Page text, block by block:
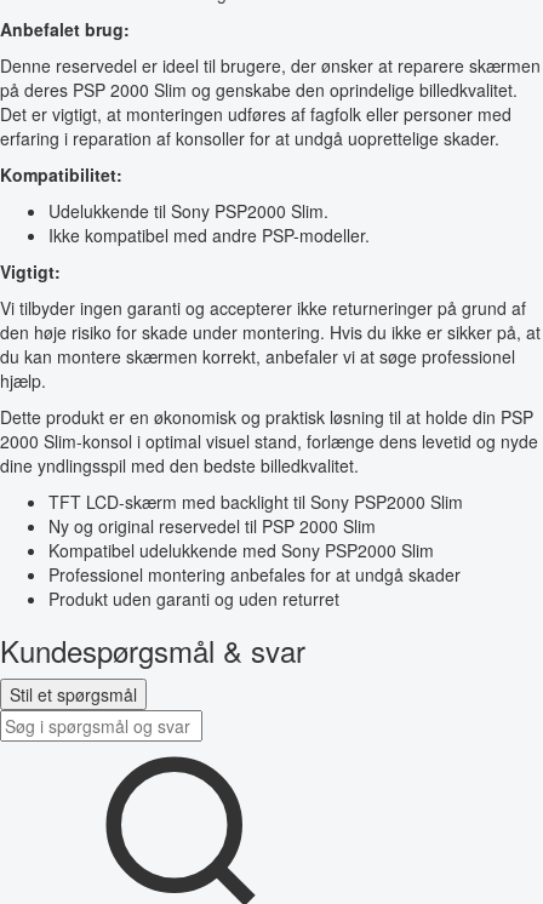
Anbefalet brug:
Denne reservedel er ideel til brugere, der ønsker at reparere skærmen
på deres PSP 2000 Slim og genskabe den oprindelige billedkvalitet.
Det er vigtigt, at monteringen udføres af fagfolk eller personer med
erfaring i reparation af konsoller for at undgå uoprettelige skader.
Kompatibilitet:
Udelukkende til Sony PSP2000 Slim.
Ikke kompatibel med andre PSP-modeller.
Vigtigt:
Vi tilbyder ingen garanti og accepterer ikke returneringer på grund af
den høje risiko for skade under montering. Hvis du ikke er sikker på, at
du kan montere skærmen korrekt, anbefaler vi at søge professionel
hjælp.
Dette produkt er en økonomisk og praktisk løsning til at holde din PSP
2000 Slim-konsol i optimal visuel stand, forlænge dens levetid og nyde
dine yndlingsspil med den bedste billedkvalitet.
TFT LCD-skærm med backlight til Sony PSP2000 Slim
Ny og original reservedel til PSP 2000 Slim
Kompatibel udelukkende med Sony PSP2000 Slim
Professionel montering anbefales for at undgå skader
Produkt uden garanti og uden returret
Kundespørgsmål & svar
Stil et spørgsmål